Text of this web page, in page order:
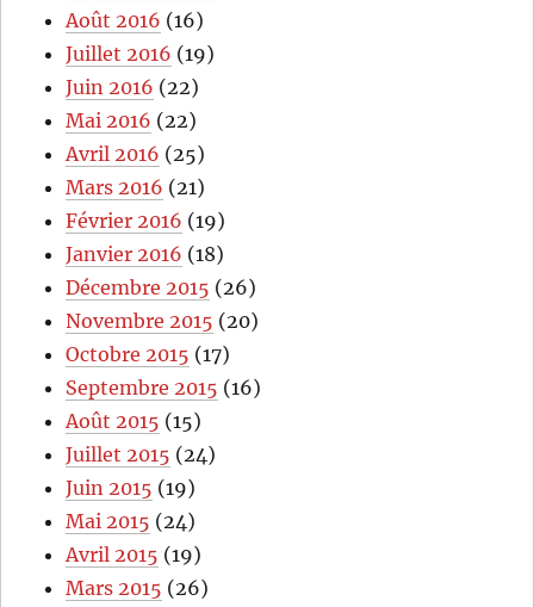
Août 2016 (16)
Juillet 2016 (19)
Juin 2016 (22)
Mai 2016 (22)
Avril 2016 (25)
Mars 2016 (21)
Février 2016 (19)
Janvier 2016 (18)
Décembre 2015 (26)
Novembre 2015 (20)
Octobre 2015 (17)
Septembre 2015 (16)
Août 2015 (15)
Juillet 2015 (24)
Juin 2015 (19)
Mai 2015 (24)
Avril 2015 (19)
Mars 2015 (26)